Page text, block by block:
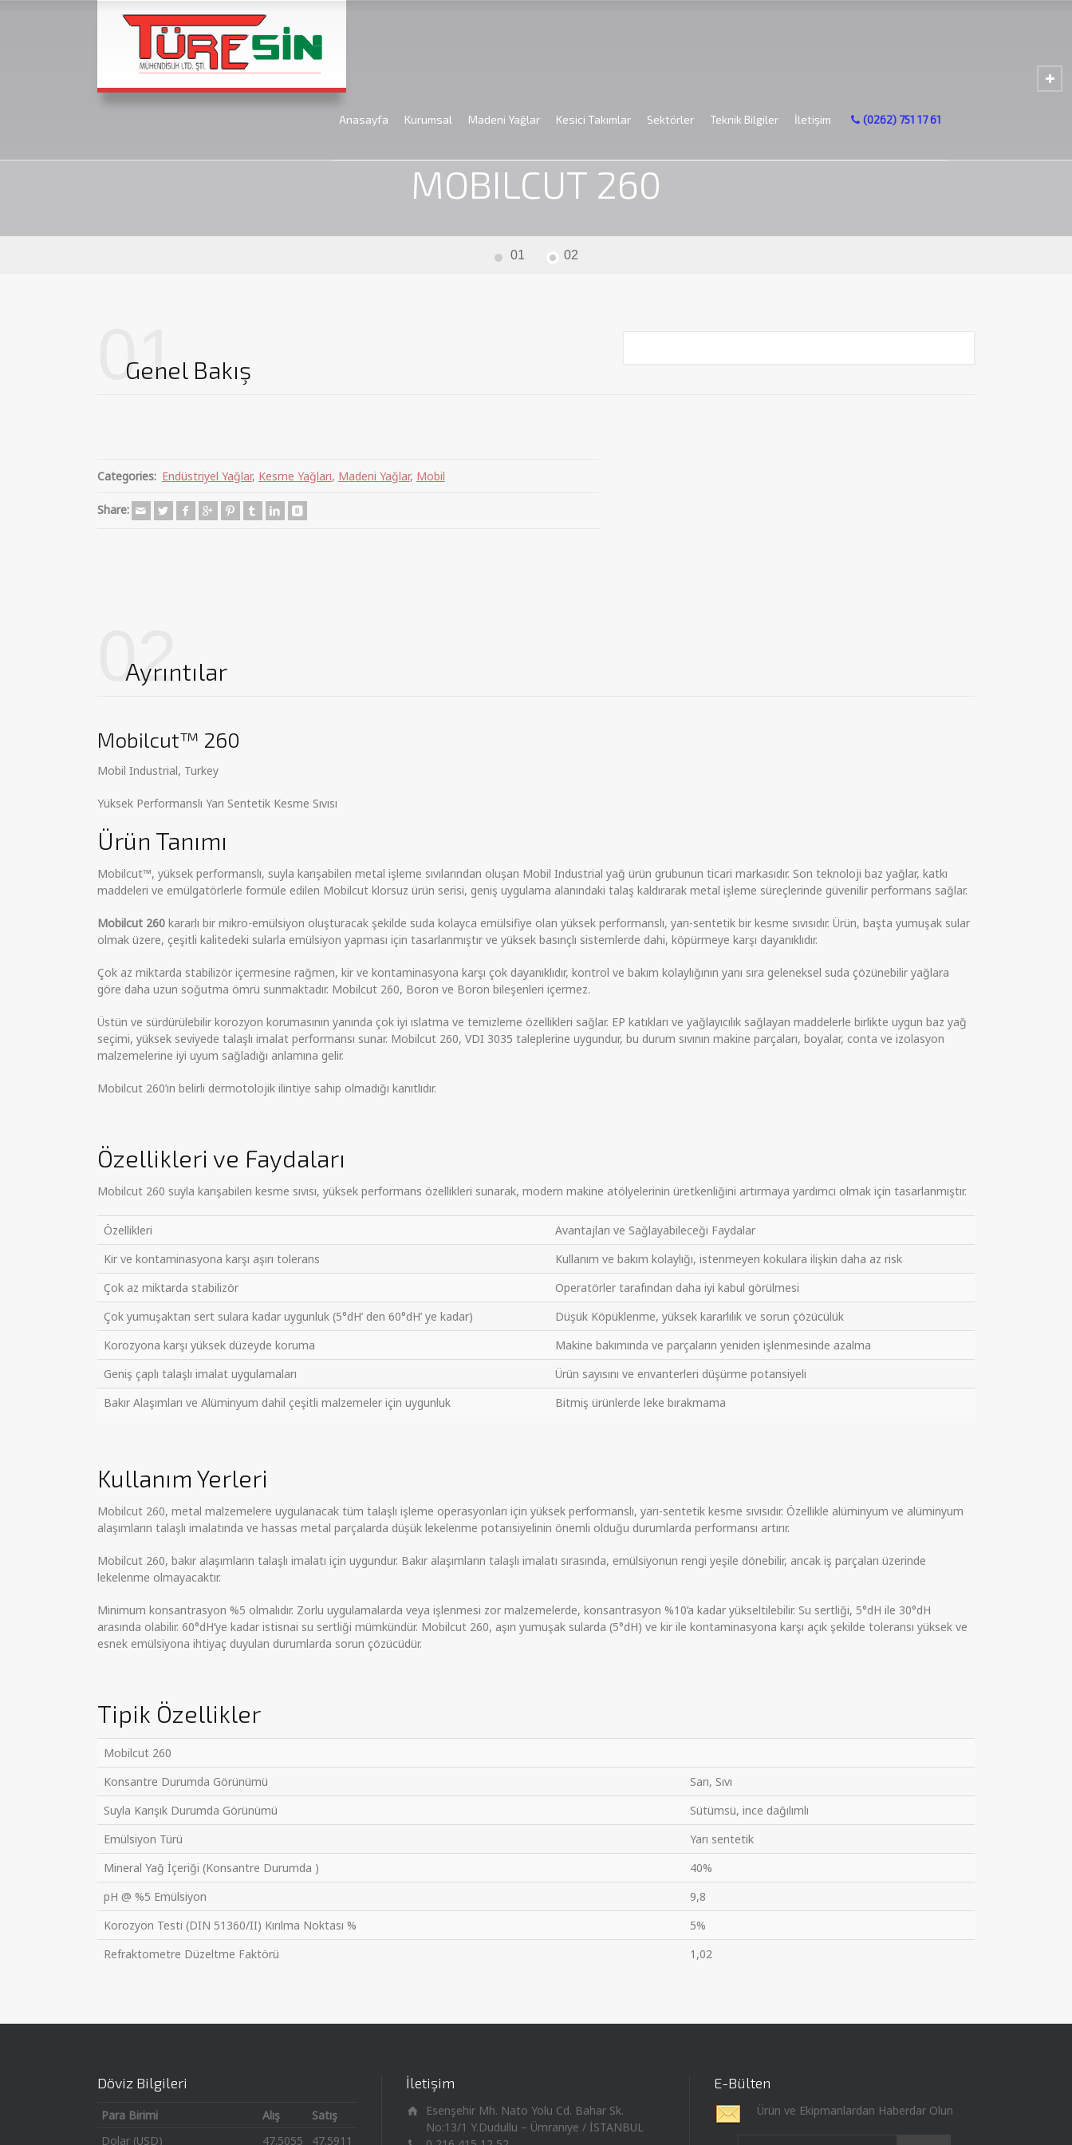
Anasayfa Kurumsal Madeni Yağlar Kesici Takımlar Sektörler Teknik Bilgiler İletişim (0262) 751 17 61
MOBILCUT 260
01 02
01
Genel Bakış
Categories: Endüstriyel Yağlar, Kesme Yağları, Madeni Yağlar, Mobil
Share:
02
Ayrıntılar
Mobilcut™ 260
Mobil Industrial, Turkey
Yüksek Performanslı Yarı Sentetik Kesme Sıvısı
Ürün Tanımı
Mobilcut™, yüksek performanslı, suyla karışabilen metal işleme sıvılarından oluşan Mobil Industrial yağ ürün grubunun ticari markasıdır. Son teknoloji baz yağlar, katkı
maddeleri ve emülgatörlerle formüle edilen Mobilcut klorsuz ürün serisi, geniş uygulama alanındaki talaş kaldırarak metal işleme süreçlerinde güvenilir performans sağlar.
Mobilcut 260 kararlı bir mikro-emülsiyon oluşturacak şekilde suda kolayca emülsifiye olan yüksek performanslı, yarı-sentetik bir kesme sıvısıdır. Ürün, başta yumuşak sular
olmak üzere, çeşitli kalitedeki sularla emülsiyon yapması için tasarlanmıştır ve yüksek basınçlı sistemlerde dahi, köpürmeye karşı dayanıklıdır.
Çok az miktarda stabilizör içermesine rağmen, kir ve kontaminasyona karşı çok dayanıklıdır, kontrol ve bakım kolaylığının yanı sıra geleneksel suda çözünebilir yağlara
göre daha uzun soğutma ömrü sunmaktadır. Mobilcut 260, Boron ve Boron bileşenleri içermez.
Üstün ve sürdürülebilir korozyon korumasının yanında çok iyi ıslatma ve temizleme özellikleri sağlar. EP katıkları ve yağlayıcılık sağlayan maddelerle birlikte uygun baz yağ
seçimi, yüksek seviyede talaşlı imalat performansı sunar. Mobilcut 260, VDI 3035 taleplerine uygundur, bu durum sıvının makine parçaları, boyalar, conta ve izolasyon
malzemelerine iyi uyum sağladığı anlamına gelir.
Mobilcut 260’ın belirli dermotolojik ilintiye sahip olmadığı kanıtlıdır.
Özellikleri ve Faydaları
Mobilcut 260 suyla karışabilen kesme sıvısı, yüksek performans özellikleri sunarak, modern makine atölyelerinin üretkenliğini artırmaya yardımcı olmak için tasarlanmıştır.
Özellikleri
Avantajları ve Sağlayabileceği Faydalar
Kir ve kontaminasyona karşı aşırı tolerans
Kullanım ve bakım kolaylığı, istenmeyen kokulara ilişkin daha az risk
Çok az miktarda stabilizör
Operatörler tarafından daha iyi kabul görülmesi
Çok yumuşaktan sert sulara kadar uygunluk (5°dH’ den 60°dH’ ye kadar)
Düşük Köpüklenme, yüksek kararlılık ve sorun çözücülük
Korozyona karşı yüksek düzeyde koruma
Makine bakımında ve parçaların yeniden işlenmesinde azalma
Geniş çaplı talaşlı imalat uygulamaları
Ürün sayısını ve envanterleri düşürme potansiyeli
Bakır Alaşımları ve Alüminyum dahil çeşitli malzemeler için uygunluk
Bitmiş ürünlerde leke bırakmama
Kullanım Yerleri
Mobilcut 260, metal malzemelere uygulanacak tüm talaşlı işleme operasyonları için yüksek performanslı, yarı-sentetik kesme sıvısıdır. Özellikle alüminyum ve alüminyum
alaşımların talaşlı imalatında ve hassas metal parçalarda düşük lekelenme potansiyelinin önemli olduğu durumlarda performansı artırır.
Mobilcut 260, bakır alaşımların talaşlı imalatı için uygundur. Bakır alaşımların talaşlı imalatı sırasında, emülsiyonun rengi yeşile dönebilir, ancak iş parçaları üzerinde
lekelenme olmayacaktır.
Minimum konsantrasyon %5 olmalıdır. Zorlu uygulamalarda veya işlenmesi zor malzemelerde, konsantrasyon %10’a kadar yükseltilebilir. Su sertliği, 5°dH ile 30°dH
arasında olabilir. 60°dH’ye kadar istisnai su sertliği mümkündür. Mobilcut 260, aşırı yumuşak sularda (5°dH) ve kir ile kontaminasyona karşı açık şekilde toleransı yüksek ve
esnek emülsiyona ihtiyaç duyulan durumlarda sorun çözücüdür.
Tipik Özellikler
Mobilcut 260
Konsantre Durumda Görünümü
Sarı, Sıvı
Suyla Karışık Durumda Görünümü
Sütümsü, ince dağılımlı
Emülsiyon Türü
Yarı sentetik
Mineral Yağ İçeriği (Konsantre Durumda )
40%
pH @ %5 Emülsiyon
9,8
Korozyon Testi (DIN 51360/II) Kırılma Noktası %
5%
Refraktometre Düzeltme Faktörü
1,02
Döviz Bilgileri
Para Birimi Alış
Satış
Dolar (USD)
47.5055 47.5911
İletişim
Esenşehir Mh. Nato Yolu Cd. Bahar Sk.
No:13/1 Y.Dudullu – Ümraniye / İSTANBUL
E-Bülten
Ürün ve Ekipmanlardan Haberdar Olun